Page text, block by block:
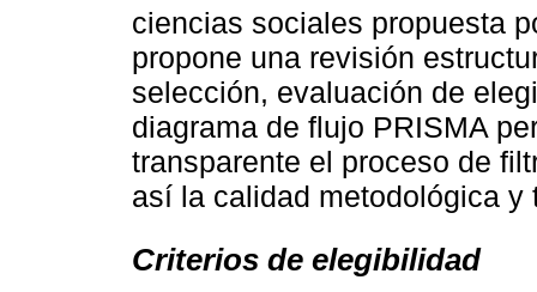
ciencias sociales propuesta
propone una revisión
selección, evaluación de
diagrama de flujo PRISMA
transparente el proceso de
así la calidad metodológica
Criterios de elegibilidad